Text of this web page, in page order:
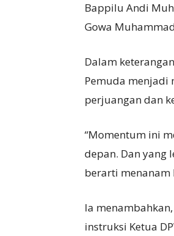
Bappilu Andi
Gowa
Dalam
Pemuda menjadi
perjuangan dan
“Momentum ini
depan. Dan yang
berarti menanam
Ia
instruksi Ketua